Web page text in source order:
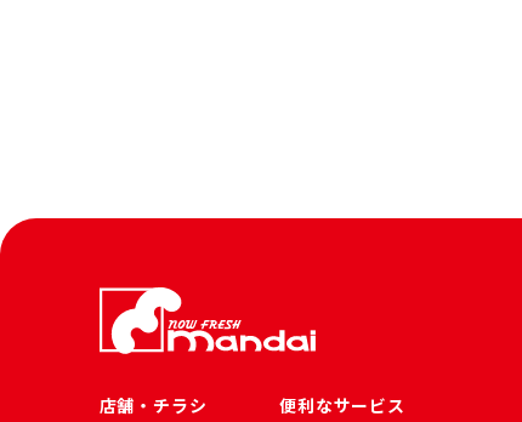
店舗・チラシ
便利なサービス